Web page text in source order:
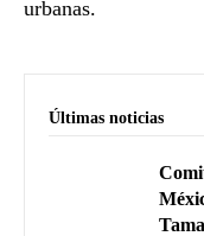
urbanas.
Últimas noticias